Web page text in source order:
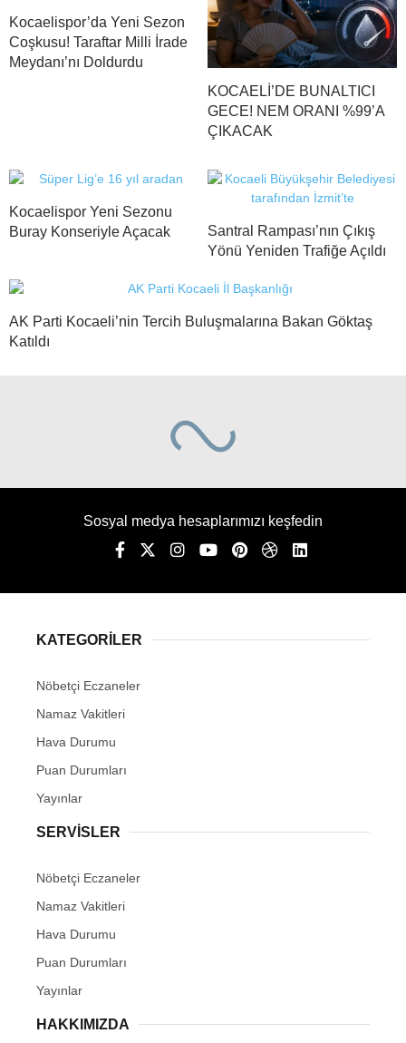
Kocaelispor’da Yeni Sezon
Coşkusu! Taraftar Milli İrade
Meydanı’nı Doldurdu
KOCAELİ’DE BUNALTICI
GECE! NEM ORANI %99’A
ÇIKACAK
Kocaelispor Yeni Sezonu
Buray Konseriyle Açacak
Santral Rampası’nın Çıkış
Yönü Yeniden Trafiğe Açıldı
AK Parti Kocaeli’nin Tercih Buluşmalarına Bakan Göktaş
Katıldı
Sosyal medya hesaplarımızı keşfedin
KATEGORİLER
Nöbetçi Eczaneler
Namaz Vakitleri
Hava Durumu
Puan Durumları
Yayınlar
SERVİSLER
Nöbetçi Eczaneler
Namaz Vakitleri
Hava Durumu
Puan Durumları
Yayınlar
HAKKIMIZDA